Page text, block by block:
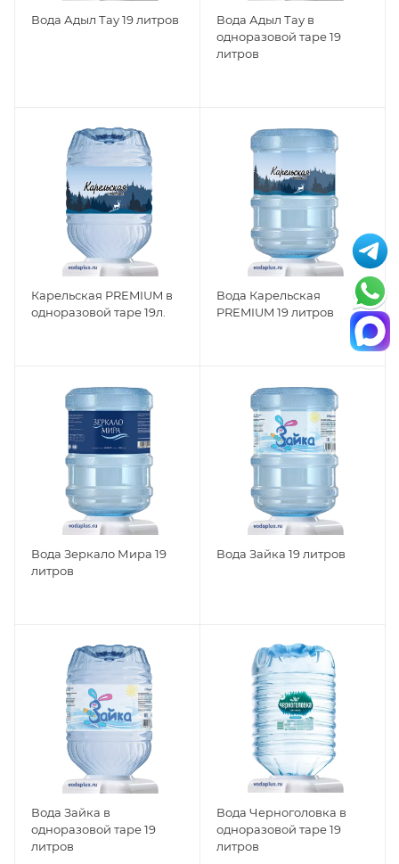
Вода Адыл Тау 19 литров
Вода Адыл Тау в
одноразовой таре 19
литров
Карельская PREMIUM в
одноразовой таре 19л.
Вода Карельская
PREMIUM 19 литров
Вода Зеркало Мира 19
литров
Вода Зайка 19 литров
Вода Зайка в
одноразовой таре 19
литров
Вода Черноголовка в
одноразовой таре 19
литров